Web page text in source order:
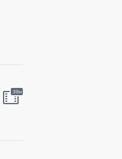
39м